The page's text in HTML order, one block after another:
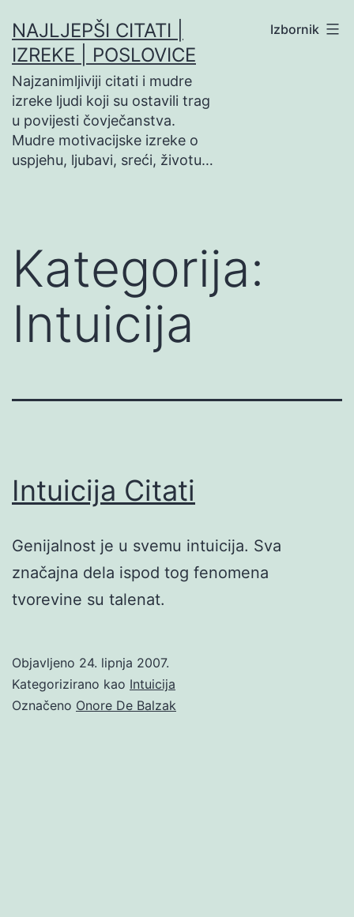
na
sadržaj
NAJLJEPŠI CITATI |
IZREKE | POSLOVICE
Najzanimljiviji citati i mudre
izreke ljudi koji su ostavili trag
u povijesti čovječanstva.
Mudre motivacijske izreke o
uspjehu, ljubavi, sreći, životu…
Izbornik
Kategorija:
Intuicija
Intuicija Citati
Genijalnost je u svemu intuicija. Sva
značajna dela ispod tog fenomena
tvorevine su talenat.
Objavljeno 24. lipnja 2007.
Kategorizirano kao Intuicija
Označeno Onore De Balzak